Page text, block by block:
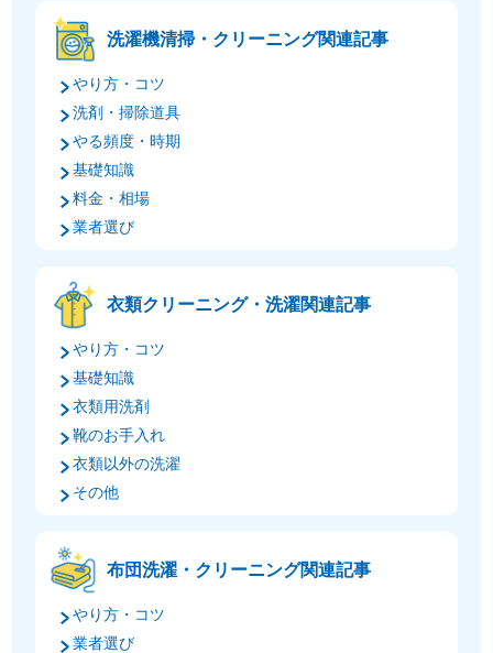
洗濯機清掃・クリーニング関連記事
やり方・コツ
洗剤・掃除道具
やる頻度・時期
基礎知識
料金・相場
業者選び
衣類クリーニング・洗濯関連記事
やり方・コツ
基礎知識
衣類用洗剤
靴のお手入れ
衣類以外の洗濯
その他
布団洗濯・クリーニング関連記事
やり方・コツ
業者選び